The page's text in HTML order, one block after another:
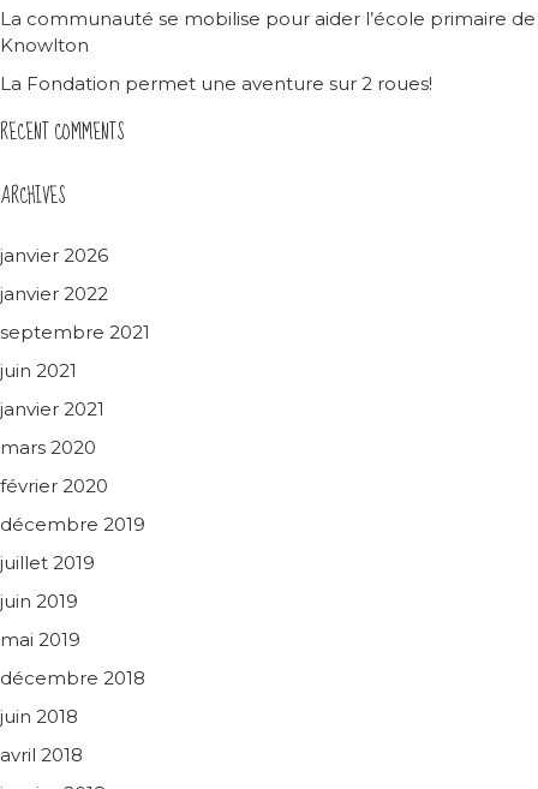
La communauté se mobilise pour aider l’école primaire de
Knowlton
La Fondation permet une aventure sur 2 roues!
RECENT COMMENTS
ARCHIVES
janvier 2026
janvier 2022
septembre 2021
juin 2021
janvier 2021
mars 2020
février 2020
décembre 2019
juillet 2019
juin 2019
mai 2019
décembre 2018
juin 2018
avril 2018